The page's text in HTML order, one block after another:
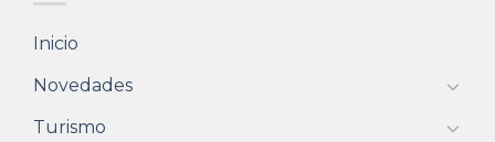
Inicio
Novedades
Turismo